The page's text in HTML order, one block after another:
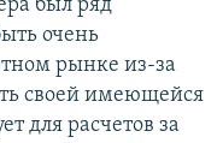
был ряд
очень
рынке из-за
своей имеющейся
для расчетов за